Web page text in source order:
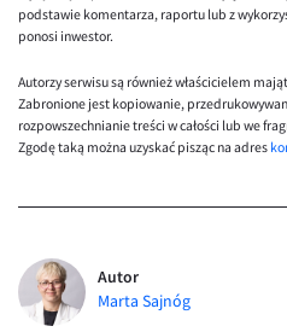
podstawie komentarza, raportu lub z
ponosi inwestor.
Autorzy serwisu są również właścicielem
Zabronione jest kopiowanie,
rozpowszechnianie treści w całości lub we
Zgodę taką można uzyskać pisząc na adres
Autor
Marta Sajnóg